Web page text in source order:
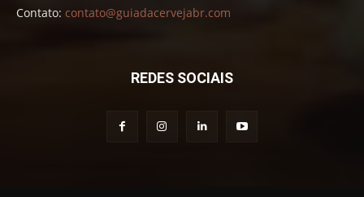
Contato: contato@guiadacervejabr.com
REDES SOCIAIS